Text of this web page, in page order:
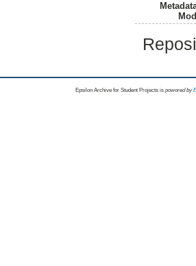
Epsilon Archive for Student Projects is powored by